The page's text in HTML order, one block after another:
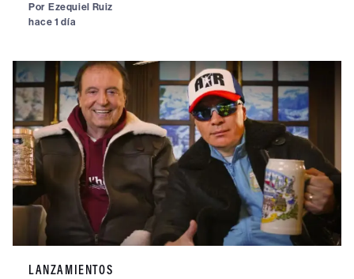
Por Ezequiel Ruiz
hace 1 día
LANZAMIENTOS